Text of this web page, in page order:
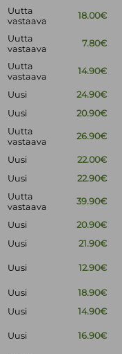
Uutta
vastaava
18.00€
Uutta
vastaava
7.80€
Uutta
vastaava
14.90€
Uusi
24.90€
Uusi 20.90€
Uutta
vastaava
26.90€
Uusi
22.00€
Uusi 22.90€
Uutta
vastaava
39.90€
Uusi
20.90€
Uusi
21.90€
Uusi 12.90€
Uusi
18.90€
Uusi
14.90€
Uusi 16.90€